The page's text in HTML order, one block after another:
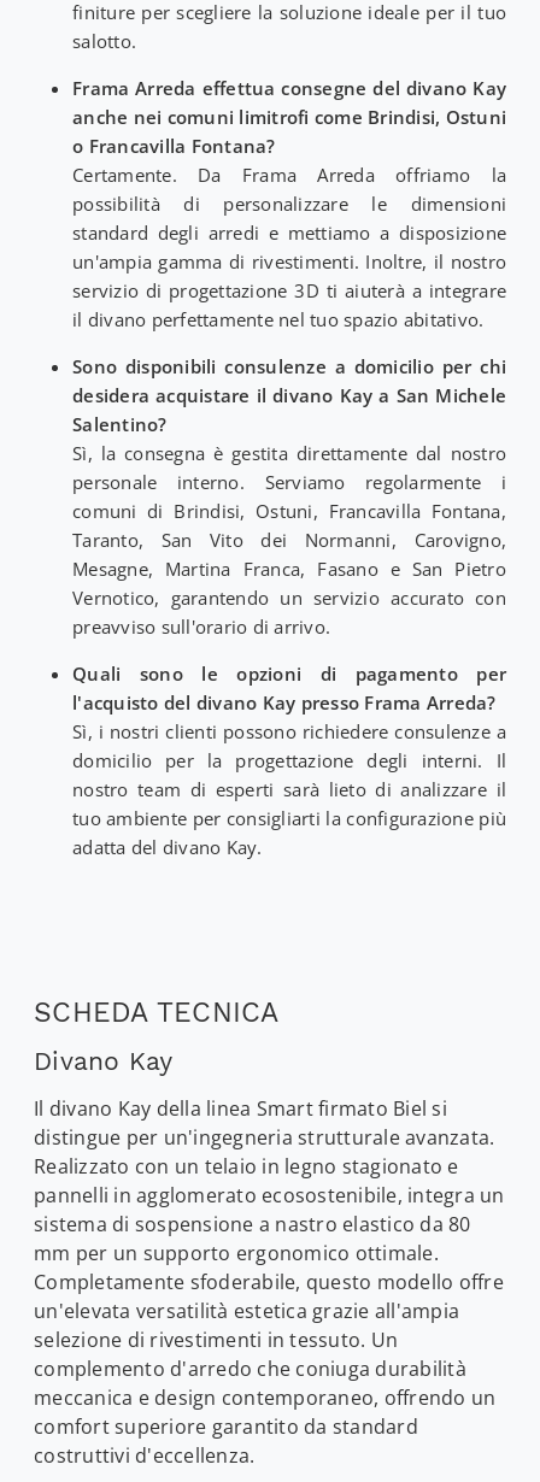
finiture per scegliere la soluzione ideale per il tuo
salotto.
Frama Arreda effettua consegne del divano Kay
anche nei comuni limitrofi come Brindisi, Ostuni
o Francavilla Fontana?
Certamente. Da Frama Arreda offriamo la
possibilità di personalizzare le dimensioni
standard degli arredi e mettiamo a disposizione
un'ampia gamma di rivestimenti. Inoltre, il nostro
servizio di progettazione 3D ti aiuterà a integrare
il divano perfettamente nel tuo spazio abitativo.
Sono disponibili consulenze a domicilio per chi
desidera acquistare il divano Kay a San Michele
Salentino?
Sì, la consegna è gestita direttamente dal nostro
personale interno. Serviamo regolarmente i
comuni di Brindisi, Ostuni, Francavilla Fontana,
Taranto, San Vito dei Normanni, Carovigno,
Mesagne, Martina Franca, Fasano e San Pietro
Vernotico, garantendo un servizio accurato con
preavviso sull'orario di arrivo.
Quali sono le opzioni di pagamento per
l'acquisto del divano Kay presso Frama Arreda?
Sì, i nostri clienti possono richiedere consulenze a
domicilio per la progettazione degli interni. Il
nostro team di esperti sarà lieto di analizzare il
tuo ambiente per consigliarti la configurazione più
adatta del divano Kay.
SCHEDA TECNICA
Divano Kay
Il divano Kay della linea Smart firmato Biel si
distingue per un'ingegneria strutturale avanzata.
Realizzato con un telaio in legno stagionato e
pannelli in agglomerato ecosostenibile, integra un
sistema di sospensione a nastro elastico da 80
mm per un supporto ergonomico ottimale.
Completamente sfoderabile, questo modello offre
un'elevata versatilità estetica grazie all'ampia
selezione di rivestimenti in tessuto. Un
complemento d'arredo che coniuga durabilità
meccanica e design contemporaneo, offrendo un
comfort superiore garantito da standard
costruttivi d'eccellenza.